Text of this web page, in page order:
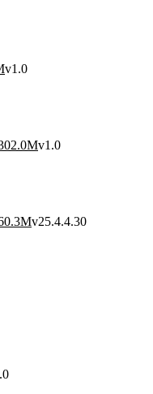
v1.0
v1.0
v25.4.4.30